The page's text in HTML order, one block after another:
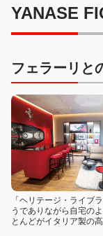
YANASE
フェラーリと
「ヘリテージ・ライブ
うでありながら自宅の
とんどがイタリア製の高